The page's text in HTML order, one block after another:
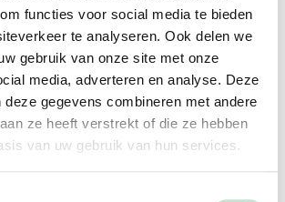
functies voor social media te bieden
te analyseren. Ook delen we
gebruik van onze site met onze
media, adverteren en analyse. Deze
deze gegevens combineren met andere
ze heeft verstrekt of die ze hebben
van uw gebruik van hun services.
303 0660